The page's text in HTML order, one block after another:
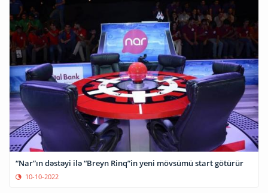
10-10-2022